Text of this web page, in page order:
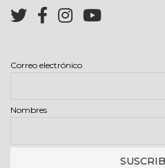
5932 2446970